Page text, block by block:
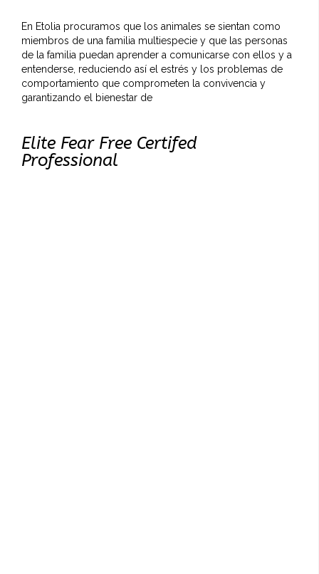
En Etolia procuramos que los animales se sientan como
miembros de una familia multiespecie y que las personas
de la familia puedan aprender a comunicarse con ellos y a
entenderse, reduciendo así el estrés y los problemas de
comportamiento que comprometen la convivencia y
garantizando el bienestar de
Elite Fear Free Certifed
Professional